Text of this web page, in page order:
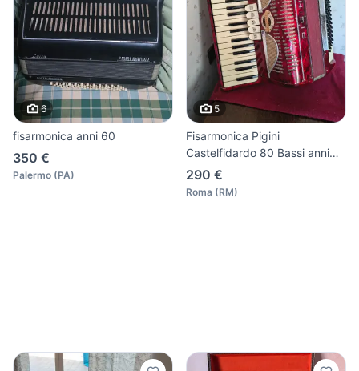
6
fisarmonica anni 60
350 €
Palermo (PA)
5
Fisarmonica Pigini
Castelfidardo 80 Bassi anni
'50
290 €
Roma (RM)